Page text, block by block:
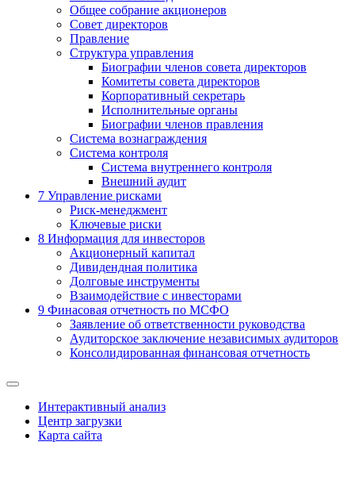
Общее собрание акционеров
Совет директоров
Правление
Структура управления
Биографии членов совета директоров
Комитеты совета директоров
Корпоративный секретарь
Исполнительные органы
Биографии членов правления
Система вознаграждения
Система контроля
Система внутреннего контроля
Внешний аудит
7 Управление рисками
Риск-менеджмент
Ключевые риски
8 Информация для инвесторов
Акционерный капитал
Дивидендная политика
Долговые инструменты
Взаимодействие с инвеcторами
9 Финасовая отчетность по МСФО
Заявление об ответственности руководства
Аудиторское заключение независимых аудиторов
Консолидированная финансовая отчетность
Интерактивный анализ
Центр загрузки
Карта сайта